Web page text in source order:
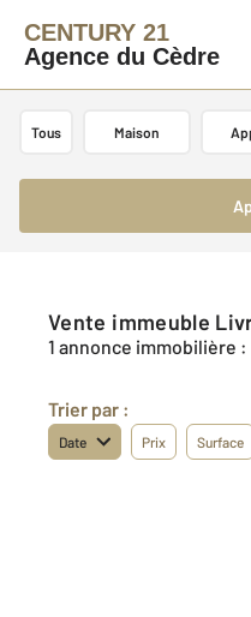
CENTURY 21
Agence du Cèdre
Tous Maison
Vente immeuble
1 annonce immobilière :
Trier par :
Date Prix Surface